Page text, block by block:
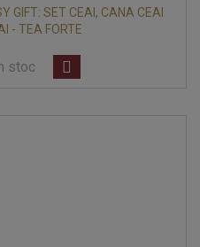
GIFT: SET CEAI, CANA CEAI
- TEA FORTE
stoc